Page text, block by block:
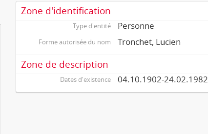
Zone d'identification
Type d'entité Personne
Forme autorisée du nom Tronchet, Lucien
Zone de description
Dates d'existence 04.10.1902-24.02.1982